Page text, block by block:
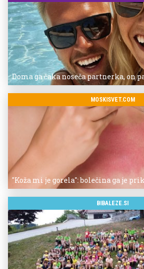
Doma ga čaka noseča partnerka, on
MOSKISVET.COM
"Koža mi je gorela": bolečina ga je
BIBALEZE.SI